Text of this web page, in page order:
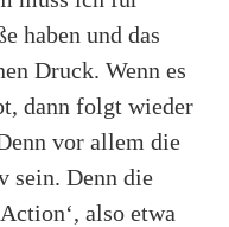
haben und das
Druck. Wenn es
dann folgt wieder
vor allem die
sein. Denn die
also etwa